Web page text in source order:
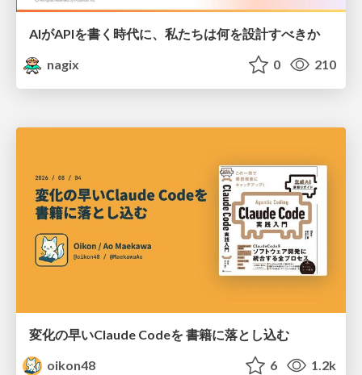
AIがAPIを書く時代に、私たちは何を設計すべきか
nagix
0 210
変化の早いClaude Codeを 書籍に落とし込む
oikon48
6 1.2k